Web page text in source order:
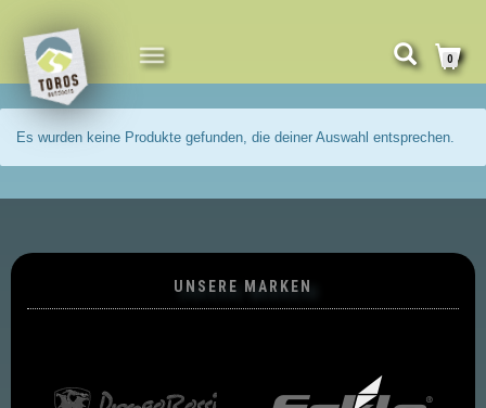
NAVIGATION
UMSCHALTEN
0
Es wurden keine Produkte gefunden, die deiner Auswahl entsprechen.
UNSERE MARKEN